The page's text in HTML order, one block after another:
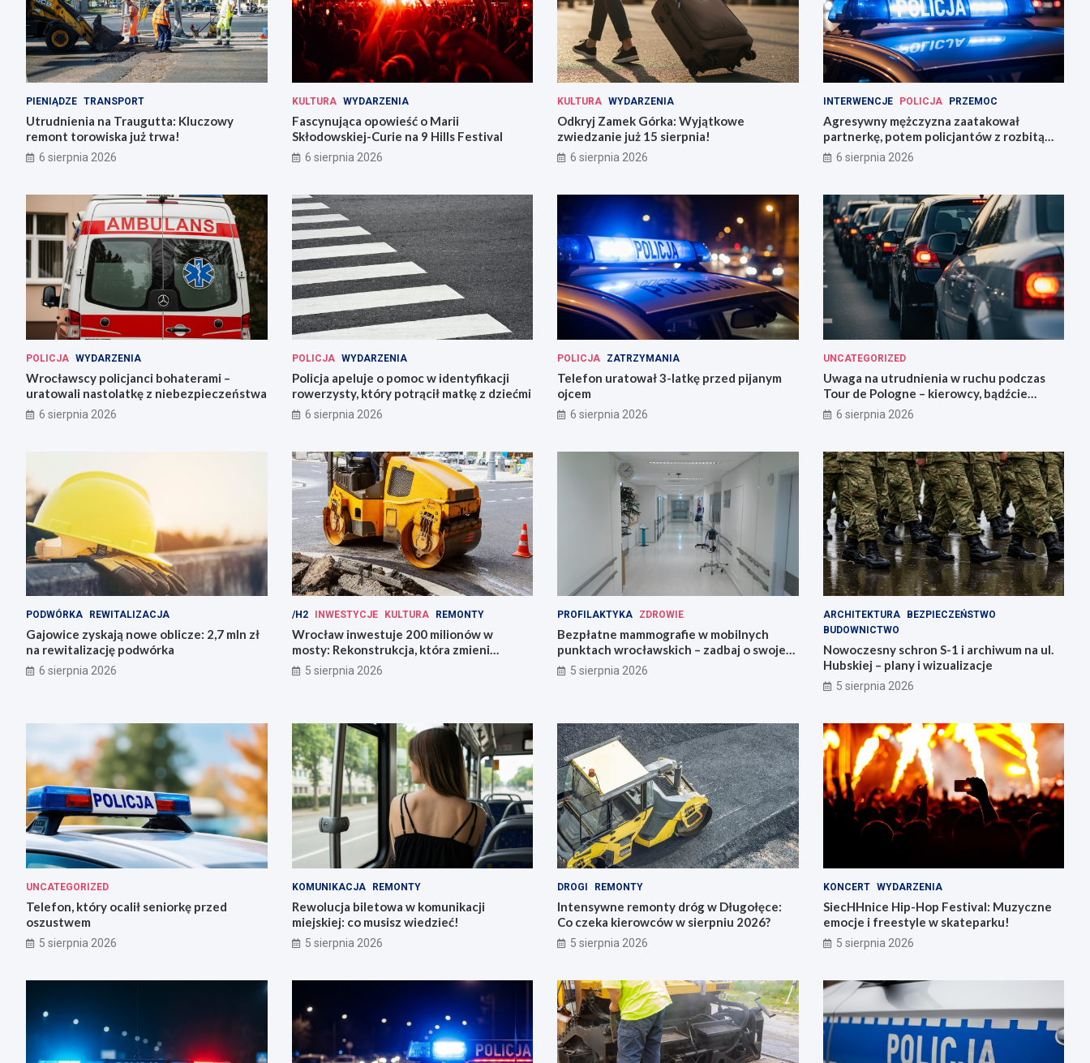
PIENIĄDZE TRANSPORT
Utrudnienia na Traugutta: Kluczowy
remont torowiska już trwa!
6 sierpnia 2026
KULTURA WYDARZENIA
Fascynująca opowieść o Marii
Skłodowskiej-Curie na 9 Hills Festival
6 sierpnia 2026
KULTURA WYDARZENIA
Odkryj Zamek Górka: Wyjątkowe
zwiedzanie już 15 sierpnia!
6 sierpnia 2026
INTERWENCJE POLICJA PRZEMOC
Agresywny mężczyzna zaatakował
partnerkę, potem policjantów z rozbitą
butelką
6 sierpnia 2026
POLICJA WYDARZENIA
Wrocławscy policjanci bohaterami –
uratowali nastolatkę z niebezpieczeństwa
6 sierpnia 2026
POLICJA WYDARZENIA
Policja apeluje o pomoc w identyfikacji
rowerzysty, który potrącił matkę z dziećmi
6 sierpnia 2026
POLICJA ZATRZYMANIA
Telefon uratował 3-latkę przed pijanym
ojcem
6 sierpnia 2026
UNCATEGORIZED
Uwaga na utrudnienia w ruchu podczas
Tour de Pologne – kierowcy, bądźcie
przygotowani!
6 sierpnia 2026
PODWÓRKA REWITALIZACJA
Gajowice zyskają nowe oblicze: 2,7 mln zł
na rewitalizację podwórka
6 sierpnia 2026
/H2 INWESTYCJE KULTURA REMONTY
Wrocław inwestuje 200 milionów w
mosty: Rekonstrukcja, która zmieni
miasto!
5 sierpnia 2026
PROFILAKTYKA ZDROWIE
Bezpłatne mammografie w mobilnych
punktach wrocławskich – zadbaj o swoje
zdrowie!
5 sierpnia 2026
ARCHITEKTURA
BEZPIECZEŃSTWO
BUDOWNICTWO
Nowoczesny schron S-1 i archiwum na ul.
Hubskiej – plany i wizualizacje
5 sierpnia 2026
UNCATEGORIZED
Telefon, który ocalił seniorkę przed
oszustwem
5 sierpnia 2026
KOMUNIKACJA REMONTY
Rewolucja biletowa w komunikacji
miejskiej: co musisz wiedzieć!
5 sierpnia 2026
DROGI REMONTY
Intensywne remonty dróg w Długołęce:
Co czeka kierowców w sierpniu 2026?
5 sierpnia 2026
KONCERT WYDARZENIA
SiecHHnice Hip-Hop Festival: Muzyczne
emocje i freestyle w skateparku!
5 sierpnia 2026